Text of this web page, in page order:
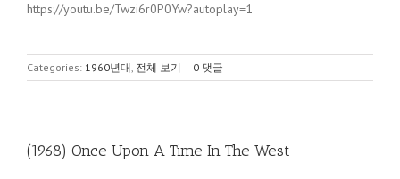
https://youtu.be/Twzi6r0P0Yw?autoplay=1
Categories: 1960년대, 전체 보기 | 0 댓글
(1968) Once Upon A Time In The West